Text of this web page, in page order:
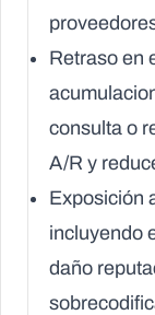
Retraso en
consulta o
A/R y
Exposición
incluyendo
daño